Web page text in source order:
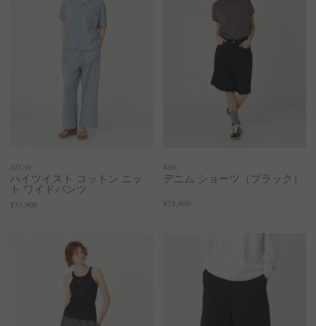
ATON
ハイツイスト コットン ニッ
ト ワイドパンツ
¥53,900
RHC
デニム ショーツ（ブラック）
¥28,600